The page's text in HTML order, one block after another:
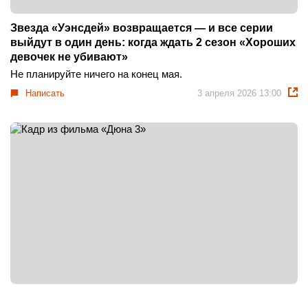
Звезда «Уэнсдей» возвращается — и все серии
выйдут в один день: когда ждать 2 сезон «Хороших
девочек не убивают»
Не планируйте ничего на конец мая.
Написать 3 апреля 2026 13:00